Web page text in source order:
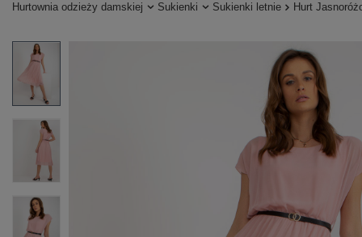
Hurtownia odzieży damskiej Sukienki Sukienki letnie Hurt